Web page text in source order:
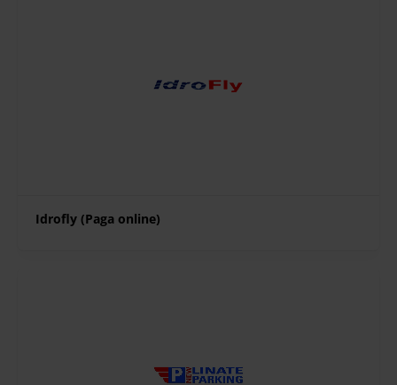
Idrofly (Paga online)